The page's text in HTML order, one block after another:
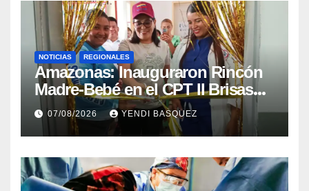
NOTICIAS REGIONALES
​Amazonas: Inauguraron Rincón
Madre-Bebé en el CPT II Brisas
del Aeropuerto ​Inauguraron
Rincón
07/08/2026 YENDI BASQUEZ